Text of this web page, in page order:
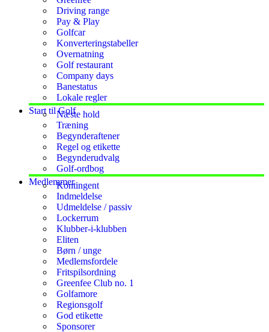
Driving range
Pay & Play
Golfcar
Konverteringstabeller
Overnatning
Golf restaurant
Company days
Banestatus
Lokale regler
Start til GolfNæste hold
Træning
Begynderaftener
Regel og etikette
Begynderudvalg
Golf-ordbog
MedlemmerKontingent
Indmeldelse
Udmeldelse / passiv
Lockerrum
Klubber-i-klubben
Eliten
Børn / unge
Medlemsfordele
Fritspilsordning
Greenfee Club no. 1
Golfamore
Regionsgolf
God etikette
Sponsorer